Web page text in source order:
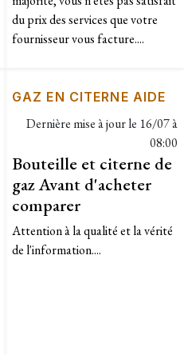
du prix des services que votre
fournisseur vous facture....
GAZ EN CITERNE AIDE
Dernière mise à jour le 16/07 à
08:00
Bouteille et citerne de
gaz Avant d'acheter
comparer
Attention à la qualité et la vérité
de l'information....